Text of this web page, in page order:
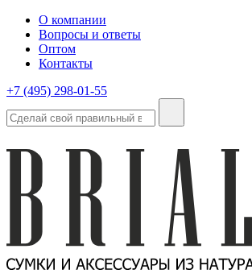
О компании
Вопросы и ответы
Оптом
Контакты
+7 (495) 298-01-55